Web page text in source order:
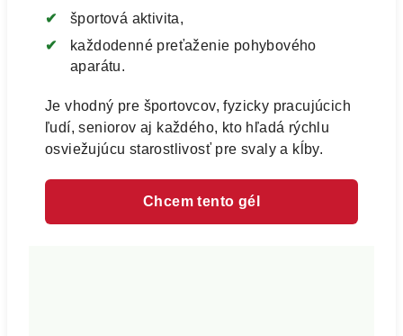
športová aktivita,
každodenné preťaženie pohybového
aparátu.
Je vhodný pre športovcov, fyzicky pracujúcich
ľudí, seniorov aj každého, kto hľadá rýchlu
osviežujúcu starostlivosť pre svaly a kĺby.
Chcem tento gél